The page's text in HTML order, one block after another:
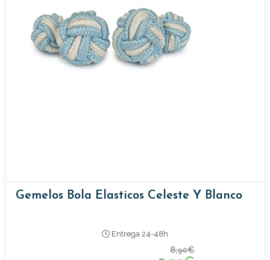
Gemelos Bola Elasticos Celeste Y Blanco
Entrega 24-48h
8,90€